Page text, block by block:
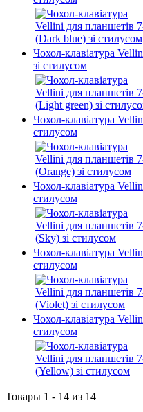
Чохол-клавіатура
зі стилусом
Чохол-клавіатура
стилусом
Чохол-клавіатура
стилусом
Чохол-клавіатура
стилусом
Чохол-клавіатура
стилусом
Товары 1 - 14 из 14